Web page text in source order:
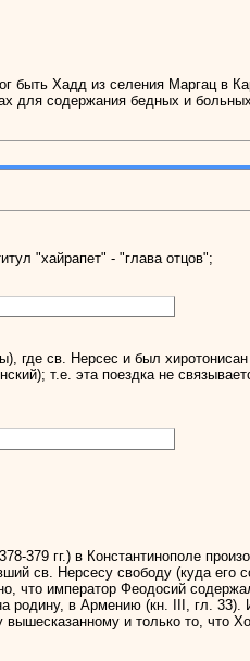
быть Хадд из селения Маргац в
для содержания бедных и
"хайрапет" - "глава отцов";
где св. Нерсес и был хиротонисан
т.е. эта поездка не
379 гг.) в Константинополе
св. Нерсесу свободу (куда его
что император Феодосий
родину, в Армению (кн. III, гл. 33).
и только то, что